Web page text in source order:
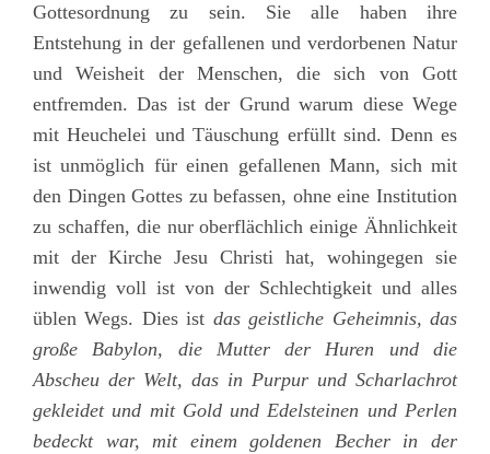
Gottesordnung zu sein. Sie alle haben ihre
Entstehung in der gefallenen und verdorbenen Natur
und Weisheit der Menschen, die sich von Gott
entfremden. Das ist der Grund warum diese Wege
mit Heuchelei und Täuschung erfüllt sind. Denn es
ist unmöglich für einen gefallenen Mann, sich mit
den Dingen Gottes zu befassen, ohne eine Institution
zu schaffen, die nur oberflächlich einige Ähnlichkeit
mit der Kirche Jesu Christi hat, wohingegen sie
inwendig voll ist von der Schlechtigkeit und alles
üblen Wegs. Dies ist das geistliche Geheimnis, das
große Babylon, die Mutter der Huren und die
Abscheu der Welt, das in Purpur und Scharlachrot
gekleidet und mit Gold und Edelsteinen und Perlen
bedeckt war, mit einem goldenen Becher in der